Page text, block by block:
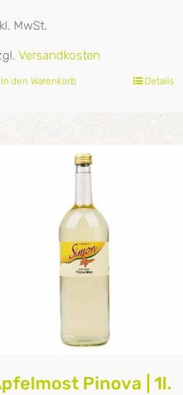
MwSt.
Versandkosten
In den Warenkorb Details
Pinova | 1l.